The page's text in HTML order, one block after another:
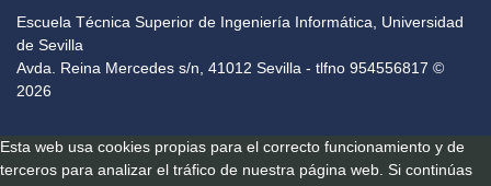
Escuela Técnica Superior de Ingeniería Informática, Universidad
de Sevilla
Avda. Reina Mercedes s/n, 41012 Sevilla - tlfno 954556817 ©
2026
Esta web usa cookies propias para el correcto funcionamiento y de
terceros para analizar el tráfico de nuestra página web. Si continúas